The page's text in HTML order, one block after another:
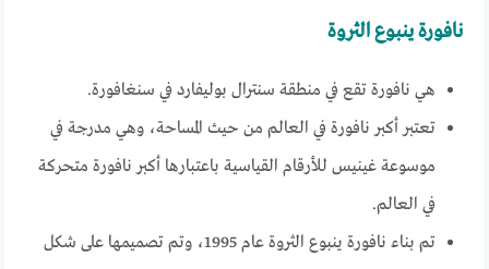
نافورة ينبوع الثروة
هي نافورة تقع في منطقة سنترال بوليفارد في سنغافورة.
تعتبر أكبر نافورة في العالم من حيث المساحة، وهي مدرجة في
موسوعة غينيس للأرقام القياسية باعتبارها أكبر نافورة متحركة
في العالم.
تم بناء نافورة ينبوع الثروة عام 1995، وتم تصميمها على شكل